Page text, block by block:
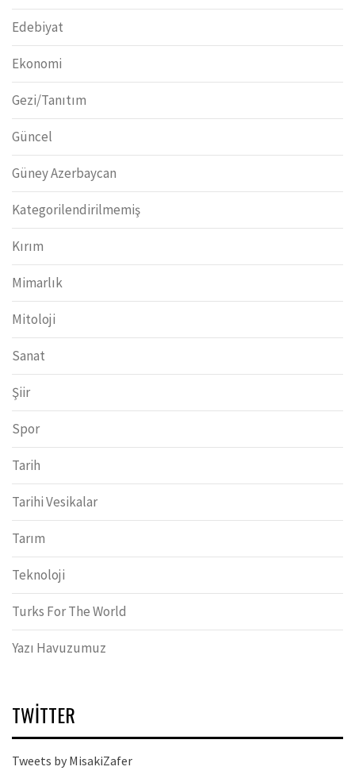
Edebiyat
Ekonomi
Gezi/Tanıtım
Güncel
Güney Azerbaycan
Kategorilendirilmemiş
Kırım
Mimarlık
Mitoloji
Sanat
Şiir
Spor
Tarih
Tarihi Vesikalar
Tarım
Teknoloji
Turks For The World
Yazı Havuzumuz
TWITTER
Tweets by MisakiZafer